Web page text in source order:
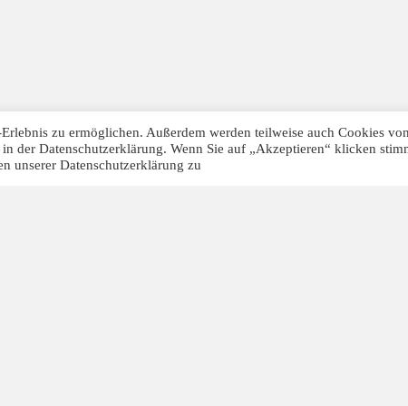
zu ermöglichen. Außerdem werden teilweise auch Cookies von
der Datenschutzerklärung. Wenn Sie auf „Akzeptieren“ klicken
unserer Datenschutzerklärung zu